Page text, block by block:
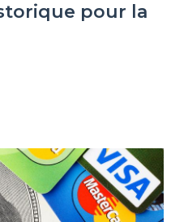
pour la